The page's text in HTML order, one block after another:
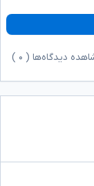
دیدگاه‌ها ( ۰